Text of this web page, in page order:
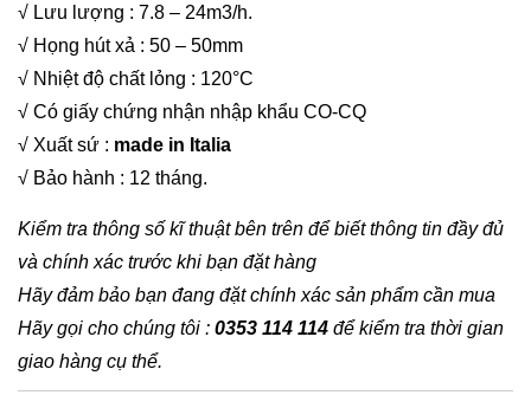
√ Lưu lượng : 7.8 – 24m3/h.
√ Họng hút xả : 50 – 50mm
√ Nhiệt độ chất lỏng : 120°C
√ Có giấy chứng nhận nhập khẩu CO-CQ
√ Xuất sứ : made in Italia
√ Bảo hành : 12 tháng.
Kiểm tra thông số kĩ thuật bên trên để biết thông tin đầy đủ
và chính xác trước khi bạn đặt hàng
Hãy đảm bảo bạn đang đặt chính xác sản phẩm cần mua
Hãy gọi cho chúng tôi : 0353 114 114 để kiểm tra thời gian
giao hàng cụ thể.